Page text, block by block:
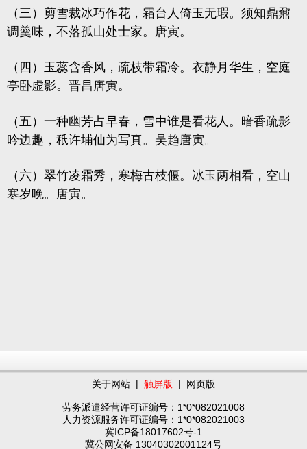
（三）剪雪裁冰巧作花，霜台人倚玉无瑕。须知鼎鼐
调羹味，不落孤山处士家。唐寅。
（四）玉蕊含香风，疏枝带霜冷。衣静月华生，空庭
亭卧虚影。晋昌唐寅。
（五）一种幽芳占早春，雪中谁是看花人。暗香疏影
吟边趣，秖许埔仙为写真。吴趋唐寅。
（六）翠竹凌霜秀，寒梅古枝偃。冰玉两相看，空山
寒岁晚。唐寅。
关于网站 | 触屏版 | 网页版
劳务派遣经营许可证编号：1*0*082021008
人力资源服务许可证编号：1*0*082021003
冀ICP备18017602号-1
冀公网安备 13040302001124号